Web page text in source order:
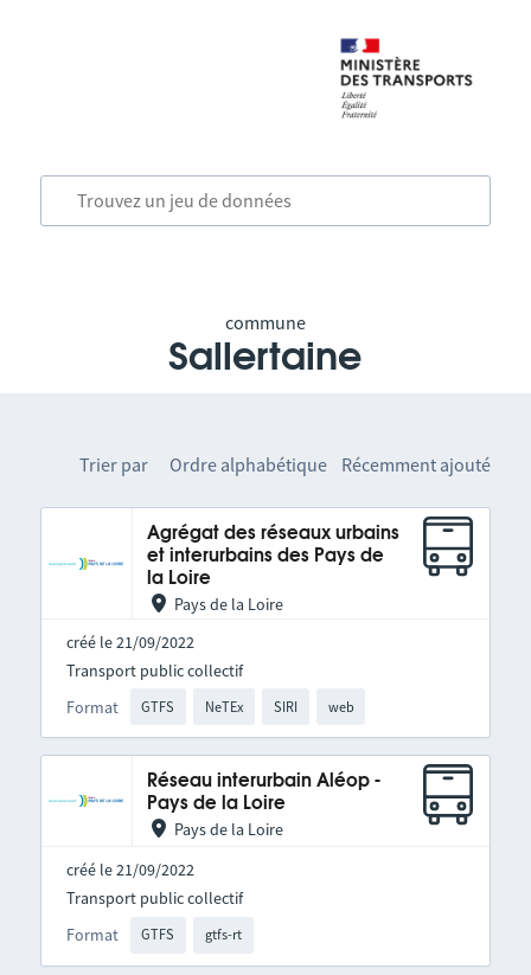
commune
Sallertaine
Trier par Ordre alphabétique Récemment ajouté
Agrégat des réseaux urbains
et interurbains des Pays de
la Loire
Pays de la Loire
créé le 21/09/2022
Format GTFS NeTEx SIRI web
Transport public collectif
Réseau interurbain Aléop -
Pays de la Loire
Pays de la Loire
créé le 21/09/2022
Format GTFS gtfs-rt
Transport public collectif